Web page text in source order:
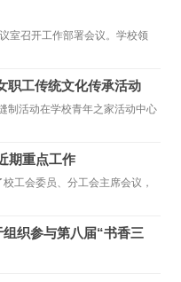
室召开工作部署会议。学校领
职工传统文化传承活动
制活动在学校青年之家活动中心
期重点工作
工会委员、分工会主席会议，
织参与第八届“书香三